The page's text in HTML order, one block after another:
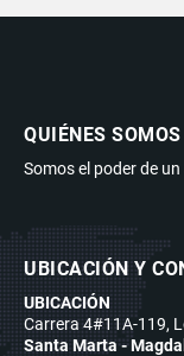
QUIÉNES SOMOS
Somos el poder de
UBICACIÓN Y
UBICACIÓN
Carrera 4#11A-119,
Santa Marta -